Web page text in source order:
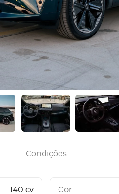
Condições
140 cv Cor